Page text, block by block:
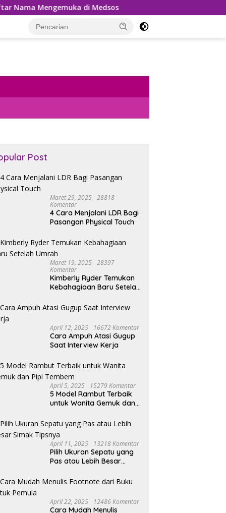
di Medsos Pemungutan PPh 22 Marketplace
Post
Maret 29, 2025
28818
Komentar
4 Cara Menjalani LDR Bagi
Pasangan Physical Touch
Maret 19, 2025
28397
Komentar
Kimberly Ryder Temukan
Kebahagiaan Baru Setelah
April 12, 2025 16672 Komentar
Cara Ampuh Atasi Gugup
Saat Interview Kerja
April 5, 2025 15279 Komentar
5 Model Rambut Terbaik
untuk Wanita Gemuk dan
April 11, 2025 13218 Komentar
Pilih Ukuran Sepatu yang
Pas atau Lebih Besar
April 22, 2025 12486 Komentar
Cara Mudah Menulis